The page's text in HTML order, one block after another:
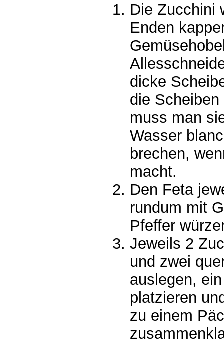
Die Zucchini
Enden
dicke
die
muss man
Wasser
brechen,
macht.
Den Feta
rundum mit
Pfeffer
Jeweils 2
und zwei
auslegen,
platzieren
zu einem